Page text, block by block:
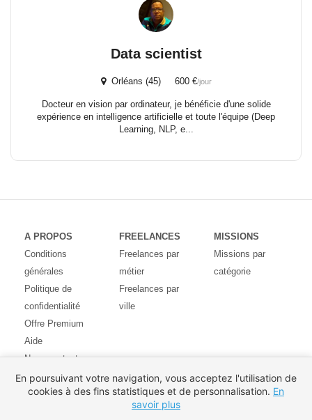
Data scientist
Orléans (45) 600 €/jour
Docteur en vision par ordinateur, je bénéficie d'une solide
expérience en intelligence artificielle et toute l'équipe (Deep
Learning, NLP, e...
A PROPOS
Conditions
générales
Politique de
confidentialité
Offre Premium
Aide
Nous contacter
Avis des
utilisateurs
FREELANCES
Freelances par
métier
Freelances par
ville
MISSIONS
Missions par
catégorie
En poursuivant votre navigation, vous acceptez l'utilisation de
cookies à des fins statistiques et de personnalisation. En
savoir plus